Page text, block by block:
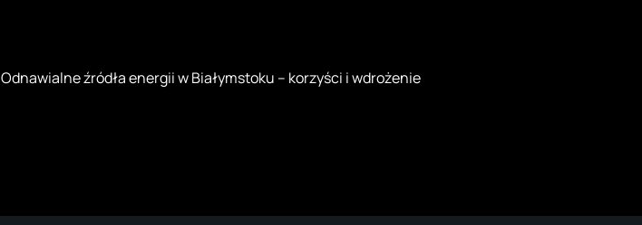
Odnawialne źródła energii w Białymstoku – korzyści i wdrożenie